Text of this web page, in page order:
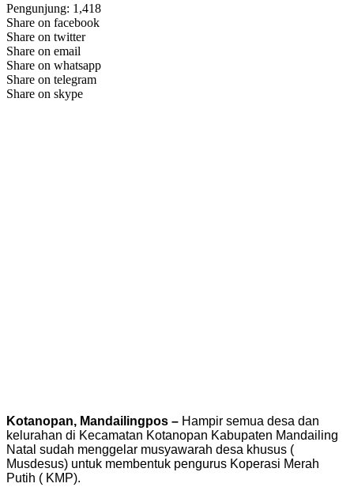
Pengunjung: 1,418
Share on facebook
Share on twitter
Share on email
Share on whatsapp
Share on telegram
Share on skype
Kotanopan, Mandailingpos – Hampir semua desa dan
kelurahan di Kecamatan Kotanopan Kabupaten Mandailing
Natal sudah menggelar musyawarah desa khusus (
Musdesus) untuk membentuk pengurus Koperasi Merah
Putih ( KMP).